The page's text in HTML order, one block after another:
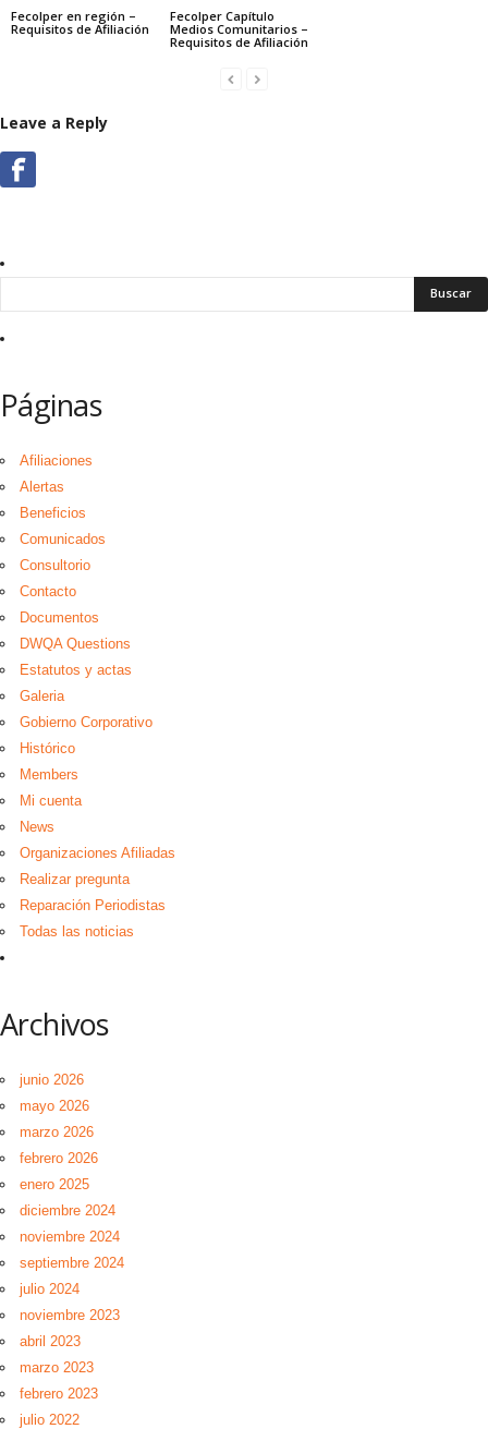
Fecolper en región –
Requisitos de Afiliación
Fecolper Capítulo
Medios Comunitarios –
Requisitos de Afiliación
Leave a Reply
Páginas
Afiliaciones
Alertas
Beneficios
Comunicados
Consultorio
Contacto
Documentos
DWQA Questions
Estatutos y actas
Galeria
Gobierno Corporativo
Histórico
Members
Mi cuenta
News
Organizaciones Afiliadas
Realizar pregunta
Reparación Periodistas
Todas las noticias
Archivos
junio 2026
mayo 2026
marzo 2026
febrero 2026
enero 2025
diciembre 2024
noviembre 2024
septiembre 2024
julio 2024
noviembre 2023
abril 2023
marzo 2023
febrero 2023
julio 2022